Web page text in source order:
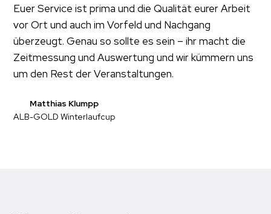
Euer Service ist prima und die Qualität eurer Arbeit
vor Ort und auch im Vorfeld und Nachgang
überzeugt. Genau so sollte es sein – ihr macht die
Zeitmessung und Auswertung und wir kümmern uns
um den Rest der Veranstaltungen.
Matthias Klumpp
ALB-GOLD Winterlaufcup